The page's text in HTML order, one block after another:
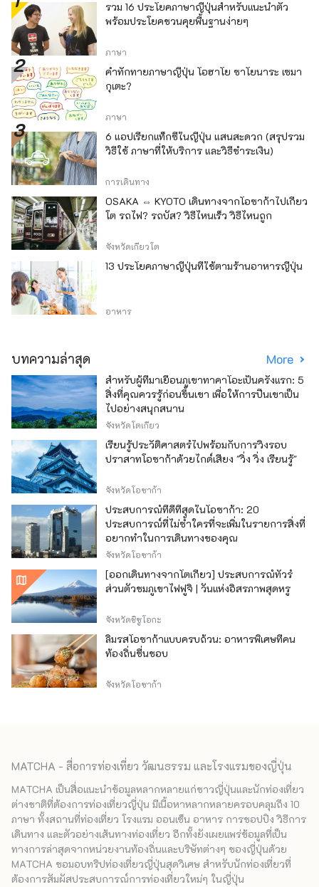
รวม 16 ประโยคภาษาญี่ปุ่นสำหรับแนะนำตัว
พร้อมประโยคชวนคุยพื้นฐานง่ายๆ
ภาษา
คำทักทายภาษาญี่ปุ่น โอฮาโย ซาโยนาระ เซมา
กุเตะ?
ภาษา
6 แอปเรียกแท็กซี่ในญี่ปุ่น แสนสะดวก (สรุปรวม
วิธีใช้ ภาษาที่ให้บริการ และวิธีชำระเงิน)
การเดินทาง
OSAKA ⇔ KYOTO เดินทางจากโอซาก้าไปเกียว
โต รถไฟ? รถบัส? วิธีไหนเร็ว วิธีไหนถูก
จังหวัดเกียวโต
13 ประโยคภาษาญี่ปุ่นที่ใช้ตามร้านอาหารญี่ปุ่น
อาหาร
บทความล่าสุด More
สำหรับผู้ที่มาเยือนภูเขาทาคาโอะเป็นครั้งแรก: 5
สิ่งที่คุณควรรู้ก่อนขึ้นเขา เพื่อให้การปีนเขาเป็น
ไปอย่างสนุกสนาน
จังหวัดโตเกียว
เรียนรู้ประวัติศาสตร์ไปพร้อมกับการวิ่งรอบ
ปราสาทโอซาก้าด้วยไกด์เสียง "วิ่ง วิ่ง เรียนรู้"
จังหวัดโอซาก้า
ประสบการณ์ที่ดีที่สุดในโอซาก้า: 20
ประสบการณ์ที่ไม่ซ้ำใครที่จะเพิ่มในรายการสิ่งที่
อยากทำในการเดินทางของคุณ
จังหวัดโอซาก้า
[ออกเดินทางจากโตเกียว] ประสบการณ์ทัวร์
ส่วนตัวชมภูเขาไฟฟูจิ | วันแห่งอิสรภาพสุดหรู
จังหวัดชิซูโอกะ
ลิ้มรสโอซาก้าแบบครบถ้วน: อาหารพิเศษที่คน
ท้องถิ่นชื่นชอบ
จังหวัดโอซาก้า
MATCHA - สื่อการท่องเที่ยว วัฒนธรรม และโรงแรมของญี่ปุ่น
MATCHA เป็นสื่อแนะนำข้อมูลหลากหลายแก่ชาวญี่ปุ่นและนักท่องเที่ยว
ต่างชาติที่ต้องการท่องเที่ยวญี่ปุ่น มีเนื้อหาหลากหลายครอบคลุมถึง 10
ภาษา ทั้งสถานที่ท่องเที่ยว โรงแรม ออนเซ็น อาหาร การชอปปิง วิธีการ
เดินทาง และตัวอย่างเส้นทางท่องเที่ยว อีกทั้งยังเผยแพร่ข้อมูลที่เป็น
ทางการล่าสุดจากหน่วยงานท้องถิ่นและบริษัทต่างๆ ของญี่ปุ่นด้วย
MATCHA ขอมอบทริปท่องเที่ยวญี่ปุ่นสุดวิเศษ สำหรับนักท่องเที่ยวที่
ต้องการสัมผัสประสบการณ์การท่องเที่ยวใหม่ๆ ในญี่ปุ่น